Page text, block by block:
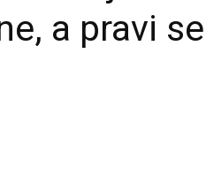
a pravi